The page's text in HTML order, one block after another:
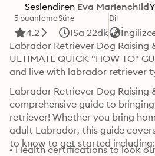
Seslendiren Eva Marienchild
5 puanlama
4.2
Süre
1Sa 22dk
Dil
Labrador Retriever Dog Raising
ULTIMATE QUICK "HOW TO"
and live with labrador retriever
Labrador Retriever Dog Raising
comprehensive guide to
retriever! Whether you bring
adult Labrador, this guide
to know to get started including:
• Health certifications to look